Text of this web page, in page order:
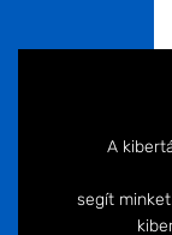
A
segít